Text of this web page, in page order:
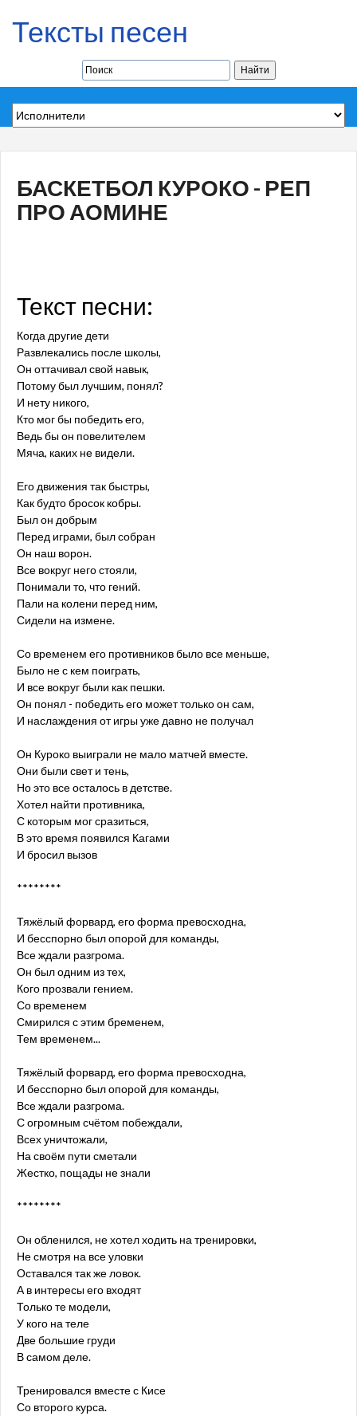
Тексты песен
БАСКЕТБОЛ КУРОКО - РЕП
ПРО АОМИНЕ
Текст песни:
Когда другие дети
Развлекались после школы,
Он оттачивал свой навык,
Потому был лучшим, понял?
И нету никого,
Кто мог бы победить его,
Ведь бы он повелителем
Мяча, каких не видели.
Его движения так быстры,
Как будто бросок кобры.
Был он добрым
Перед играми, был собран
Он наш ворон.
Все вокруг него стояли,
Понимали то, что гений.
Пали на колени перед ним,
Сидели на измене.
Со временем его противников было все меньше,
Было не с кем поиграть,
И все вокруг были как пешки.
Он понял - победить его может только он сам,
И наслаждения от игры уже давно не получал
Он Куроко выиграли не мало матчей вместе.
Они были свет и тень,
Но это все осталось в детстве.
Хотел найти противника,
С которым мог сразиться,
В это время появился Кагами
И бросил вызов
********
Тяжёлый форвард, его форма превосходна,
И бесспорно был опорой для команды,
Все ждали разгрома.
Он был одним из тех,
Кого прозвали гением.
Со временем
Смирился с этим бременем,
Тем временем...
Тяжёлый форвард, его форма превосходна,
И бесспорно был опорой для команды,
Все ждали разгрома.
С огромным счётом побеждали,
Всех уничтожали,
На своём пути сметали
Жестко, пощады не знали
********
Он обленился, не хотел ходить на тренировки,
Не смотря на все уловки
Оставался так же ловок.
А в интересы его входят
Только те модели,
У кого на теле
Две большие груди
В самом деле.
Тренировался вместе с Кисе
Со второго курса.